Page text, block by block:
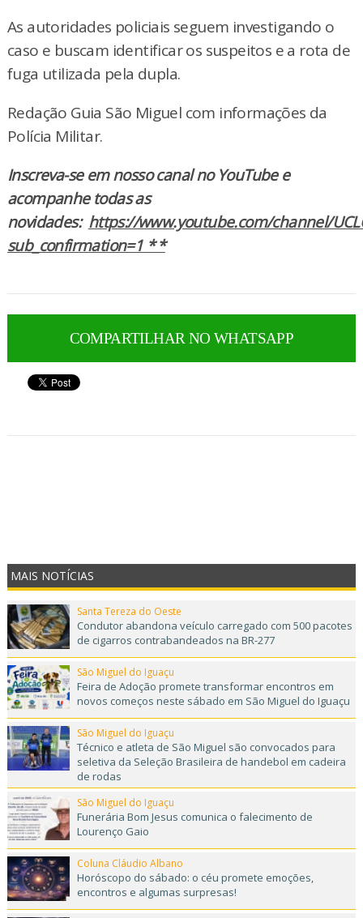
As autoridades policiais seguem investigando o
caso e buscam identificar os suspeitos e a rota de
fuga utilizada pela dupla.
Redação Guia São Miguel com informações da
Polícia Militar.
Inscreva-se em nosso canal no YouTube e
acompanhe todas as
novidades: https://www.youtube.com/channel/
sub_confirmation=1 * *
COMPARTILHAR NO WHATSAPP
MAIS NOTÍCIAS
Santa Tereza do Oeste
Condutor abandona veículo carregado com 500 pacotes
de cigarros contrabandeados na BR-277
São Miguel do Iguaçu
Feira de Adoção promete transformar encontros em
novos começos neste sábado em São Miguel do Iguaçu
São Miguel do Iguaçu
Técnico e atleta de São Miguel são convocados para
seletiva da Seleção Brasileira de handebol em cadeira
de rodas
São Miguel do Iguaçu
Funerária Bom Jesus comunica o falecimento de
Lourenço Gaio
Coluna Cláudio Albano
Horóscopo do sábado: o céu promete emoções,
encontros e algumas surpresas!